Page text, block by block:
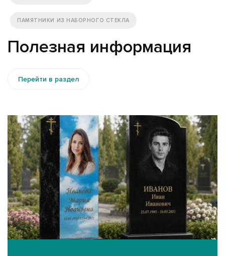
ПАМЯТНИКИ ИЗ НАБОРНОГО СТЕКЛА
Полезная информация
Перейти в раздел